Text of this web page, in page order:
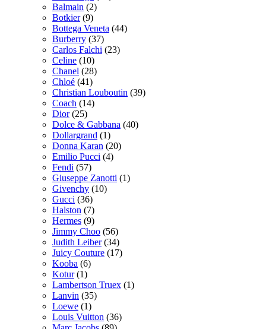
Balmain (2)
Botkier(9)
Bottega Veneta (44)
Burberry (37)
Carlos Falchi (23)
Celine (10)
Chanel (28)
Chloé (41)
Christian Louboutin (39)
Coach (14)
Dior(25)
Dolce & Gabbana (40)
Dollargrand (1)
Donna Karan (20)
Emilio Pucci (4)
Fendi (57)
Giuseppe Zanotti (1)
Givenchy (10)
Gucci (36)
Halston (7)
Hermes (9)
Jimmy Choo (56)
Judith Leiber(34)
Juicy Couture (17)
Kooba (6)
Kotur(1)
Lambertson Truex (1)
Lanvin (35)
Loewe (1)
Louis Vuitton (36)